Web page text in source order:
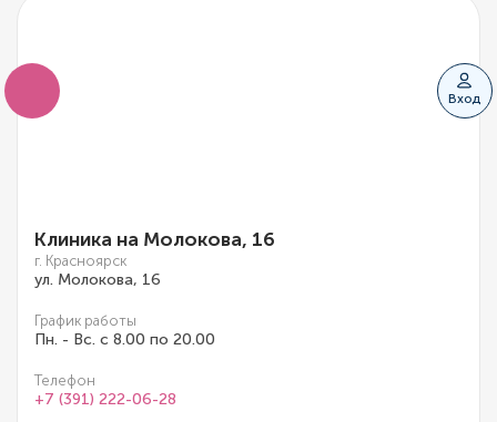
Вход
Клиника на Молокова, 16
г. Красноярск
ул. Молокова, 16
График работы
Пн. - Вс. с 8.00 по 20.00
Телефон
+7 (391) 222-06-28